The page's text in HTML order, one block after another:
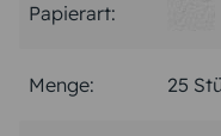
Papierart:
Menge: